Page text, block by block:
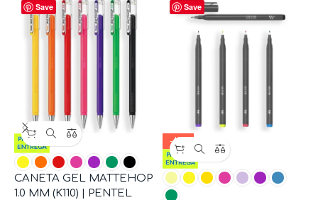
Save
CANETA GEL MATTEHOP
1.0 MM (K110) | PENTEL
Save
-43%